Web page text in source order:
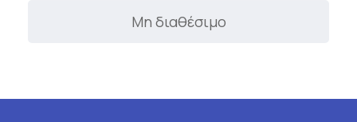
Μη διαθέσιμο